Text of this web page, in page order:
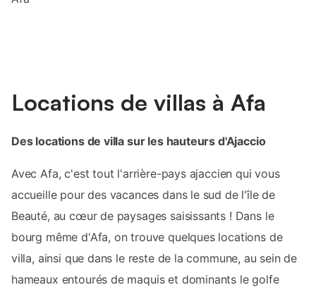
Locations de villas à Afa
Des locations de villa sur les hauteurs d'Ajaccio
Avec Afa, c'est tout l'arrière-pays ajaccien qui vous
accueille pour des vacances dans le sud de l'île de
Beauté, au cœur de paysages saisissants ! Dans le
bourg même d'Afa, on trouve quelques locations de
villa, ainsi que dans le reste de la commune, au sein de
hameaux entourés de maquis et dominants le golfe